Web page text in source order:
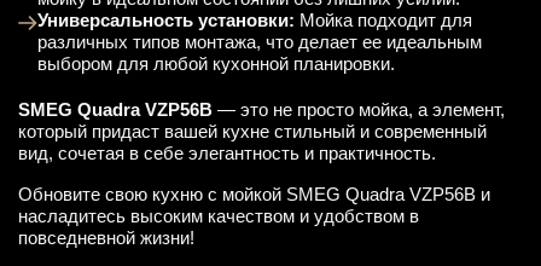
Универсальность установки: Мойка подходит для
различных типов монтажа, что делает ее идеальным
выбором для любой кухонной планировки.
SMEG Quadra VZP56B — это не просто мойка, а элемент,
который придаст вашей кухне стильный и современный
вид, сочетая в себе элегантность и практичность.
Обновите свою кухню с мойкой SMEG Quadra VZP56B и
насладитесь высоким качеством и удобством в
повседневной жизни!